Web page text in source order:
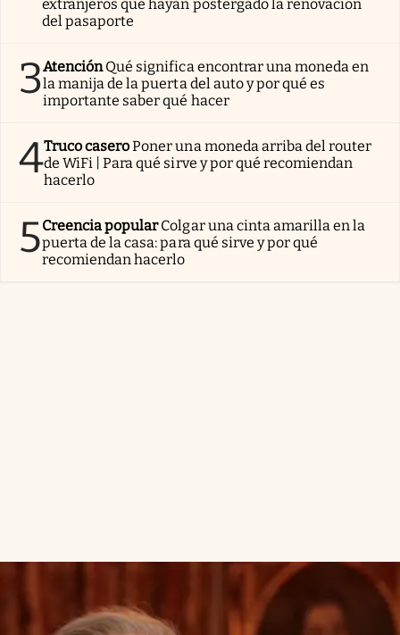
extranjeros que hayan postergado la renovación
del pasaporte
3AtenciónQué significa encontrar una moneda en
la manija de la puerta del auto y por qué es
importante saber qué hacer
4Truco caseroPoner una moneda arriba del router
de WiFi | Para qué sirve y por qué recomiendan
hacerlo
5Creencia popularColgar una cinta amarilla en la
puerta de la casa: para qué sirve y por qué
recomiendan hacerlo